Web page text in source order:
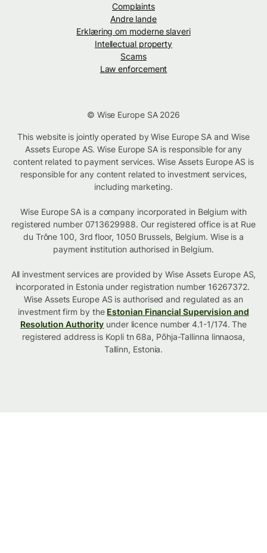
Complaints
Andre lande
Erklæring om moderne slaveri
Intellectual property
Scams
Law enforcement
© Wise Europe SA 2026
This website is jointly operated by Wise Europe SA and Wise
Assets Europe AS. Wise Europe SA is responsible for any
content related to payment services. Wise Assets Europe AS is
responsible for any content related to investment services,
including marketing.
Wise Europe SA is a company incorporated in Belgium with
registered number 0713629988. Our registered office is at Rue
du Trône 100, 3rd floor, 1050 Brussels, Belgium. Wise is a
payment institution authorised in Belgium.
All investment services are provided by Wise Assets Europe AS,
incorporated in Estonia under registration number 16267372.
Wise Assets Europe AS is authorised and regulated as an
investment firm by the Estonian Financial Supervision and
Resolution Authority under licence number 4.1-1/174. The
registered address is Kopli tn 68a, Põhja-Tallinna linnaosa,
Tallinn, Estonia.